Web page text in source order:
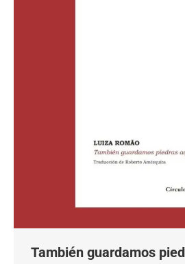
También guardamos